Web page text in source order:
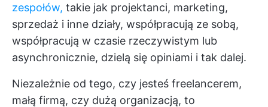
zespołów, takie jak projektanci, marketing,
sprzedaż i inne działy, współpracują ze sobą,
współpracują w czasie rzeczywistym lub
asynchronicznie, dzielą się opiniami i tak dalej.
Niezależnie od tego, czy jesteś freelancerem,
małą firmą, czy dużą organizacją, to